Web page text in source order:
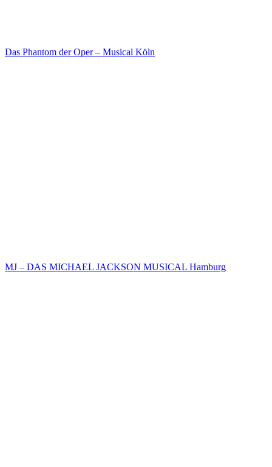
Das Phantom der Oper – Musical Köln
MJ – DAS MICHAEL JACKSON MUSICAL Hamburg